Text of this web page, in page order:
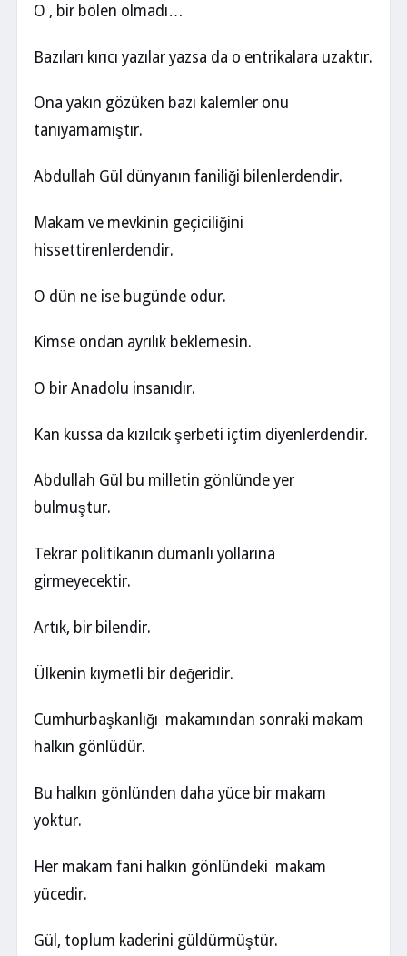
O , bir bölen olmadı…
Bazıları kırıcı yazılar yazsa da o entrikalara uzaktır.
Ona yakın gözüken bazı kalemler onu
tanıyamamıştır.
Abdullah Gül dünyanın faniliği bilenlerdendir.
Makam ve mevkinin geçiciliğini
hissettirenlerdendir.
O dün ne ise bugünde odur.
Kimse ondan ayrılık beklemesin.
O bir Anadolu insanıdır.
Kan kussa da kızılcık şerbeti içtim diyenlerdendir.
Abdullah Gül bu milletin gönlünde yer
bulmuştur.
Tekrar politikanın dumanlı yollarına
girmeyecektir.
Artık, bir bilendir.
Ülkenin kıymetli bir değeridir.
Cumhurbaşkanlığı makamından sonraki makam
halkın gönlüdür.
Bu halkın gönlünden daha yüce bir makam
yoktur.
Her makam fani halkın gönlündeki makam
yücedir.
Gül, toplum kaderini güldürmüştür.